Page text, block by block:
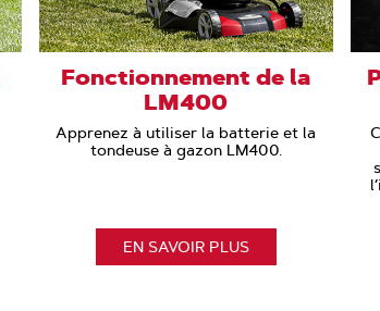
Fonctionnement de la
LM400
Apprenez à utiliser la batterie et la
tondeuse à gazon LM400.
EN SAVOIR PLUS